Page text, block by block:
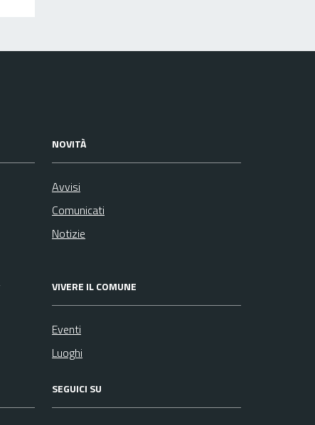
NOVITÀ
Avvisi
Comunicati
Notizie
VIVERE IL COMUNE
Eventi
Luoghi
SEGUICI SU